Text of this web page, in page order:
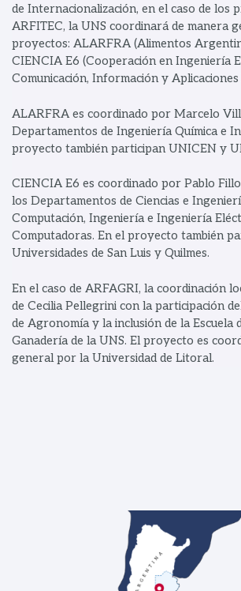
de Internacionalización, en el caso de los
ARFITEC, la UNS coordinará de manera
proyectos: ALARFRA (Alimentos
CIENCIA E6 (Cooperación en Ingeniería
Comunicación, Información y Aplicaciones
ALARFRA es coordinado por Marcelo
Departamentos de Ingeniería Química e
proyecto también participan UNICEN y
CIENCIA E6 es coordinado por Pablo
los Departamentos de Ciencias e
Computación, Ingeniería e Ingeniería
Computadoras. En el proyecto también
Universidades de San Luis y Quilmes.
En el caso de ARFAGRI, la coordinación
de Cecilia Pellegrini con la participación
de Agronomía y la inclusión de la Escuela
Ganadería de la UNS. El proyecto es
general por la Universidad de Litoral.